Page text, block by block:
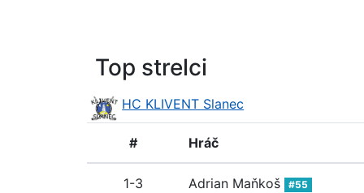
Top strelci
HC KLIVENT Slanec
# Hráč
1-3 Adrian Maňkoš #55